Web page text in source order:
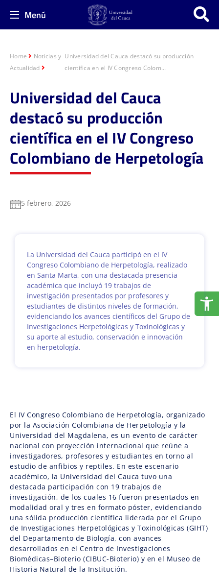
Menú
Home
Noticias y
Actualidad
Universidad del Cauca destacó su producción
científica en el IV Congreso Colom...
Universidad del Cauca
destacó su producción
científica en el IV Congreso
Colombiano de Herpetología
5 febrero, 2026
La Universidad del Cauca participó en el IV
Congreso Colombiano de Herpetología, realizado
en Santa Marta, con una destacada presencia
académica que incluyó 19 trabajos de
investigación presentados por profesores y
estudiantes de distintos niveles de formación,
evidenciando los avances científicos del Grupo de
Investigaciones Herpetológicas y Toxinológicas y
su aporte al estudio, conservación e innovación
en herpetología.
El IV Congreso Colombiano de Herpetología, organizado
por la Asociación Colombiana de Herpetología y la
Universidad del Magdalena, es un evento de carácter
nacional con proyección internacional que reúne a
investigadores, profesores y estudiantes en torno al
estudio de anfibios y reptiles. En este escenario
académico, la Universidad del Cauca tuvo una
destacada participación con 19 trabajos de
investigación, de los cuales 16 fueron presentados en
modalidad oral y tres en formato póster, evidenciando
una sólida producción científica liderada por el Grupo
de Investigaciones Herpetológicas y Toxinológicas (GIHT)
del Departamento de Biología, con avances
desarrollados en el Centro de Investigaciones
Biomédicas–Bioterio (CIBUC-Bioterio) y en el Museo de
Historia Natural de la Institución.